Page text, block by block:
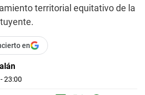
territorial equitativo de la
en
23:00